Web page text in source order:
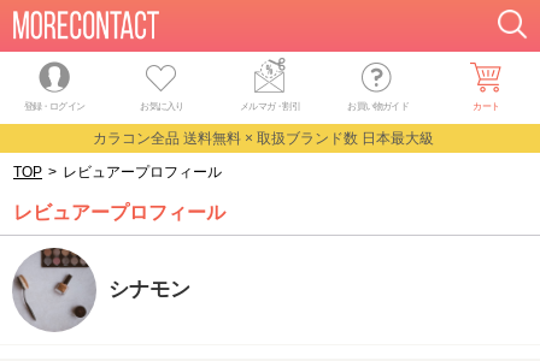
登録・ログイン お気に入り メルマガ・割引 お買い物ガイド カート
カラコン全品 送料無料 × 取扱ブランド数 日本最大級
TOP > レビュアープロフィール
レビュアープロフィール
シナモン